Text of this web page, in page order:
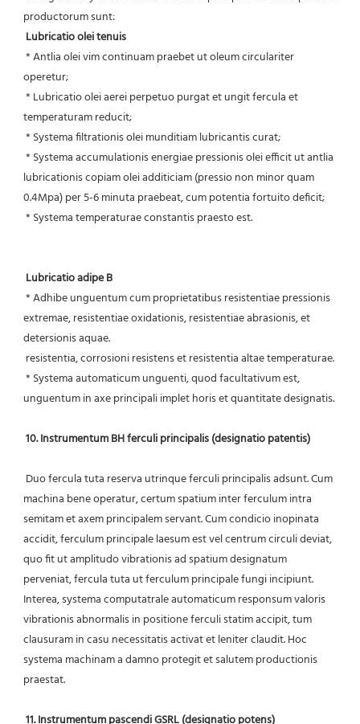
productorum sunt:
Lubricatio olei tenuis
operetur;
temperaturam reducit;
* Systema filtrationis olei munditiam lubricantis curat;
lubricationis copiam olei additiciam (pressio non minor quam
0.4Mpa) per 5-6 minuta praebeat, cum potentia fortuito deficit;
* Systema temperaturae constantis praesto est.
Lubricatio adipe B
extremae, resistentiae oxidationis, resistentiae abrasionis, et
detersionis aquae.
resistentia, corrosioni resistens et resistentia altae temperaturae.
unguentum in axe principali implet horis et quantitate designatis.
10. Instrumentum BH ferculi principalis (designatio patentis)
machina bene operatur, certum spatium inter ferculum intra
semitam et axem principalem servant. Cum condicio inopinata
accidit, ferculum principale laesum est vel centrum circuli deviat,
quo fit ut amplitudo vibrationis ad spatium designatum
perveniat, fercula tuta ut ferculum principale fungi incipiunt.
Interea, systema computatrale automaticum responsum valoris
vibrationis abnormalis in positione ferculi statim accipit, tum
clausuram in casu necessitatis activat et leniter claudit. Hoc
systema machinam a damno protegit et salutem productionis
praestat.
11. Instrumentum pascendi GSRL (designatio potens)